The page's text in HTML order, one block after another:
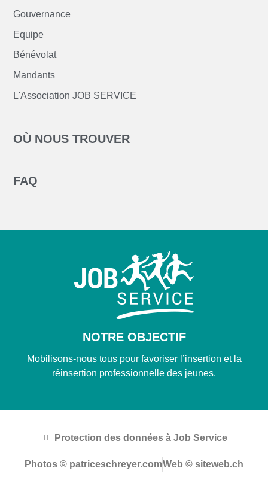
Gouvernance
Equipe
Bénévolat
Mandants
L'Association JOB SERVICE
OÙ NOUS TROUVER
FAQ
NOTRE OBJECTIF
Mobilisons-nous tous pour favoriser l’insertion et la
réinsertion professionnelle des jeunes.
Protection des données à Job Service
Photos © patriceschreyer.comWeb © siteweb.ch